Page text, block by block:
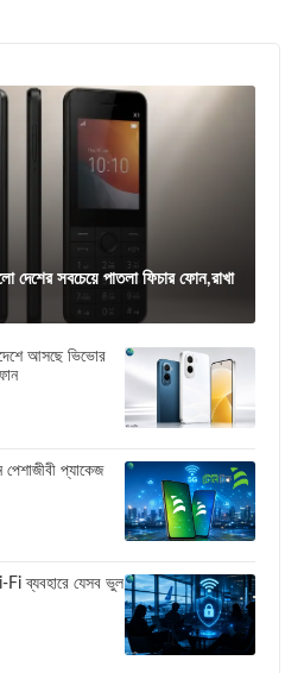
দেশের সবচেয়ে পাতলা ফিচার ফোন,রাখা
আসছে ভিভোর
প্যাকেজ
Fi ব্যবহারে যেসব ভুল